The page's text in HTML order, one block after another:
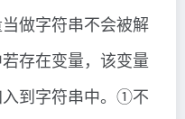
做字符串不会被解
存在变量，该变量
到字符串中。①不